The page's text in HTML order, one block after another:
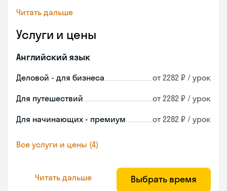
Читать дальше
Услуги и цены
Английский язык
Деловой - для бизнеса от 2282 ₽ / урок
Для путешествий от 2282 ₽ / урок
Для начинающих - премиум от 2282 ₽ / урок
Все услуги и цены (4)
Читать дальше Выбрать время